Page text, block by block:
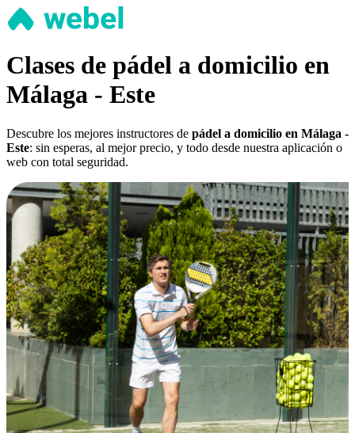
Clases de pádel a domicilio en
Málaga - Este
Descubre los mejores instructores de pádel a domicilio en Málaga -
Este: sin esperas, al mejor precio, y todo desde nuestra aplicación o
web con total seguridad.